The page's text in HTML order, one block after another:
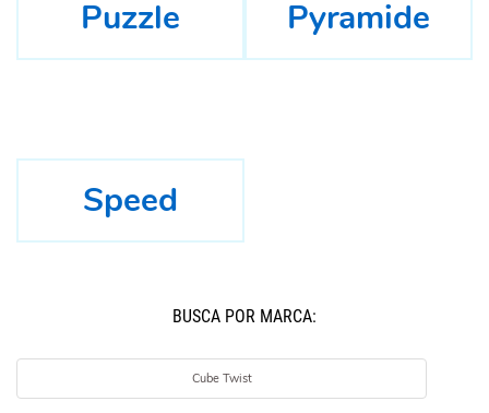
Puzzle Pyramide
Speed
BUSCÁ POR MARCA:
Cube Twist